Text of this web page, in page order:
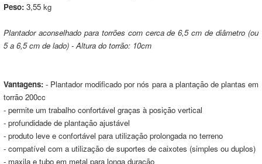
Peso: 3,55 kg
Plantador aconselhado para torrões com cerca de 6,5 cm de diâmetro (ou
5 a 6,5 cm de lado) - Altura do torrão: 10cm
Vantagens: - Plantador modificado por nós para a plantação de plantas em
torrão 200cc
- permite um trabalho confortável graças à posição vertical
- profundidade de plantação ajustável
- produto leve e confortável para utilização prolongada no terreno
- compatível com a utilização de suportes de caixotes (simples ou duplos)
- maxila e tubo em metal para longa duração